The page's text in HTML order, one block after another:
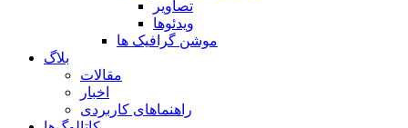
تصاویر
ویدئوها
موشن گرافیک ها
بلاگ
مقالات
اخبار
راهنماهای کاربردی